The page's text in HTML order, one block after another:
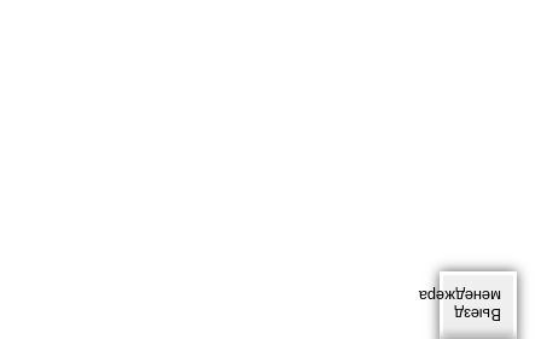
Выезд
менеджера